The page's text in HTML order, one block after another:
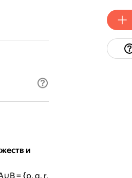
и
= {p, q, r,